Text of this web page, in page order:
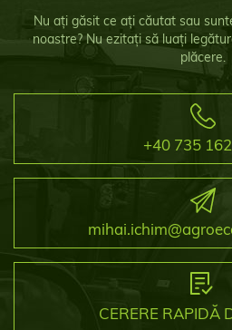
Nu ați găsit ce ați căutat sau
noastre? Nu ezitați să luați
plăcere.
+40 735
CERERE RAPIDĂ